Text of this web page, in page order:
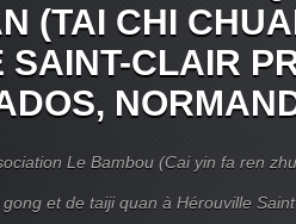
(TAI CHI
SAINT-CLAIR
Le Bambou (Cai yin fa ren
et de taiji quan à Hérouville